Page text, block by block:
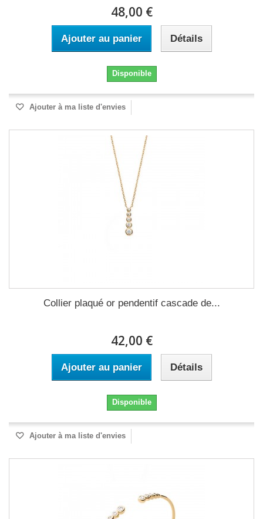
48,00 €
Ajouter au panier Détails
Disponible
Ajouter à ma liste d'envies
Collier plaqué or pendentif cascade de...
42,00 €
Ajouter au panier Détails
Disponible
Ajouter à ma liste d'envies